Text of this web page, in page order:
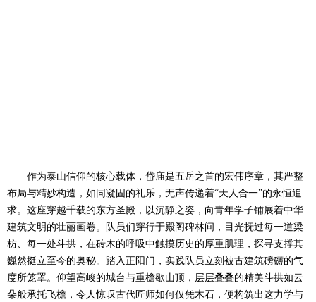
作为泰山信仰的核心载体，岱庙是五岳之首的宏伟序章，其严整
布局与精妙构造，如同凝固的礼乐，无声传递着“天人合一”的永恒追
求。这座穿越千载的东方圣殿，以沉静之姿，向青年学子铺展着中华
建筑文明的壮丽画卷。队员们穿行于殿阁碑林间，目光抚过每一道梁
枋、每一处斗拱，在砖木的呼吸中触摸历史的厚重肌理，探寻支撑其
巍然挺立至今的奥秘。踏入正阳门，实践队员立刻被古建筑磅礴的气
度所笼罩。仰望高峻的城台与重檐歇山顶，层层叠叠的精美斗拱如云
朵般承托飞檐，令人惊叹古代匠师如何仅凭木石，便构筑出这力学与